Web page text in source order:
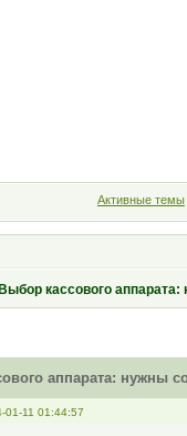
Активные темы
кассового
аппарата: нужны
01-11 01:44:57